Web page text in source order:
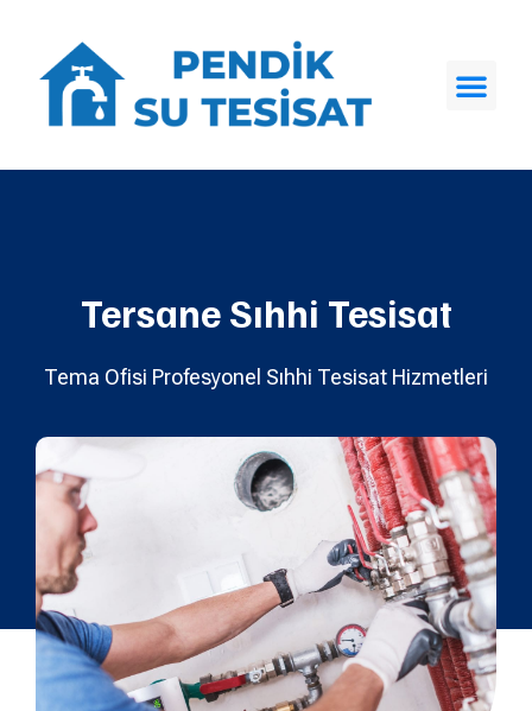
Tersane Sıhhi Tesisat
Tema Ofisi Profesyonel Sıhhi Tesisat Hizmetleri